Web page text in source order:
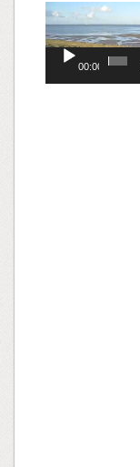
Video
Player
00:00